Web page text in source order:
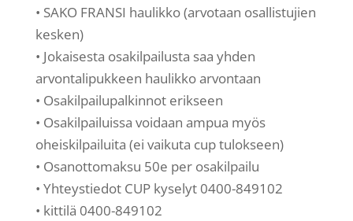
• SAKO FRANSI haulikko (arvotaan osallistujien
kesken)
• Jokaisesta osakilpailusta saa yhden
arvontalipukkeen haulikko arvontaan
• Osakilpailupalkinnot erikseen
• Osakilpailuissa voidaan ampua myös
oheiskilpailuita (ei vaikuta cup tulokseen)
• Osanottomaksu 50e per osakilpailu
• Yhteystiedot CUP kyselyt 0400-849102
• kittilä 0400-849102